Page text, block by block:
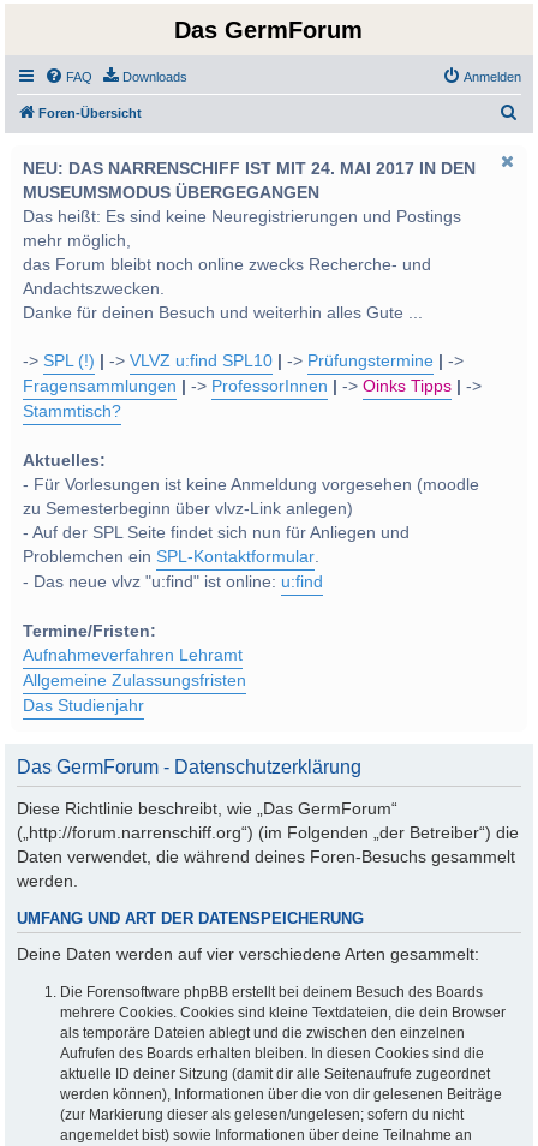
Das GermForum
FAQ Downloads Anmelden
Foren-Übersicht
NEU: DAS NARRENSCHIFF IST MIT 24. MAI 2017 IN DEN
MUSEUMSMODUS ÜBERGEGANGEN
Das heißt: Es sind keine Neuregistrierungen und Postings
mehr möglich,
das Forum bleibt noch online zwecks Recherche- und
Andachtszwecken.
Danke für deinen Besuch und weiterhin alles Gute ...
->SPL (!) ->VLVZ u:find SPL10 -> Prüfungstermine
->
Fragensammlungen
-> ProfessorInnen ->Oinks Tipps
->
Stammtisch?
Aktuelles:
- Für Vorlesungen ist keine Anmeldung vorgesehen (moodle
zu Semesterbeginn über vlvz-Link anlegen)
- Auf der SPL Seite findet sich nun für Anliegen und
Problemchen einSPL-Kontaktformular.
- Das neue vlvz "u:find" ist online: u:find
Termine/Fristen:
Aufnahmeverfahren Lehramt
Allgemeine Zulassungsfristen
Das Studienjahr
Das GermForum - Datenschutzerklärung
Diese Richtlinie beschreibt, wie „Das GermForum“
(„http://forum.narrenschiff.org“) (im Folgenden „der Betreiber“) die
Daten verwendet, die während deines Foren-Besuchs gesammelt
werden.
UMFANG UND ART DER DATENSPEICHERUNG
Deine Daten werden auf vier verschiedene Arten gesammelt:
Die Forensoftware phpBB erstellt bei deinem Besuch des Boards
mehrere Cookies. Cookies sind kleine Textdateien, die dein Browser
als temporäre Dateien ablegt und die zwischen den einzelnen
Aufrufen des Boards erhalten bleiben. In diesen Cookies sind die
aktuelle ID deiner Sitzung (damit dir alle Seitenaufrufe zugeordnet
werden können), Informationen über die von dir gelesenen Beiträge
(zur Markierung dieser als gelesen/ungelesen; sofern du nicht
angemeldet bist) sowie Informationen über deine Teilnahme an